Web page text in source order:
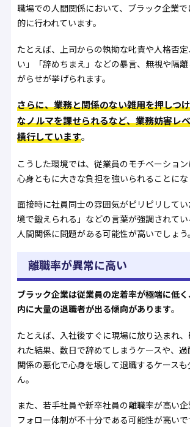
職場での人間関係において、ブラック企業
的に行われています。
たとえば、上司からの執拗な叱責や人格否
い」「辞めちまえ」などの暴言、無視や隔
がらせが挙げられます。
さらに、業務と関係のない雑用を押しつ
なノルマを課せられるなど、業務妨害レ
横行しています。
こうした環境では、従業員のモチベーション
心身ともに大きな負担を強いられることにな
面接時に社員同士の雰囲気がピリピリして
境で鍛えられる」などの言葉が強調されて
人間関係に問題がある可能性が高いでしょう。
離職率が異常に高い
ブラック企業は従業員の定着率が極端に低
内に大量の退職者が出る傾向があります。
たとえば、入社後すぐに現場に放り込まれ
れた結果、数日で辞めてしまうケースや、
関係の悪化で心身を壊して退職するケース
ん。
また、若手社員や新卒社員の離職率が高い
フォロー体制が不十分である可能性が高いで